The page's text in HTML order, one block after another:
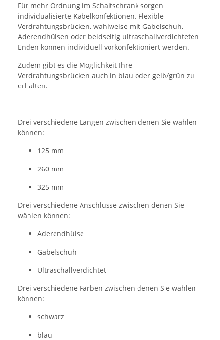
Für mehr Ordnung im Schaltschrank sorgen
individualisierte Kabelkonfektionen. Flexible
Verdrahtungsbrücken, wahlweise mit Gabelschuh,
Aderendhülsen oder beidseitig ultraschallverdichteten
Enden können individuell vorkonfektioniert werden.
Zudem gibt es die Möglichkeit Ihre
Verdrahtungsbrücken auch in blau oder gelb/grün zu
erhalten.
Drei verschiedene Längen zwischen denen Sie wählen
können:
125 mm
260 mm
325 mm
Drei verschiedene Anschlüsse zwischen denen Sie
wählen können:
Aderendhülse
Gabelschuh
Ultraschallverdichtet
Drei verschiedene Farben zwischen denen Sie wählen
können:
schwarz
blau